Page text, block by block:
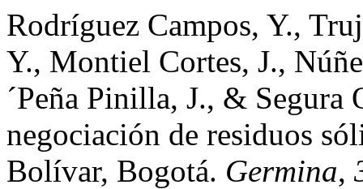
Rodríguez Campos, Y.,
Y., Montiel Cortes, J.,
´Peña Pinilla, J., & Segura
negociación de residuos
Bolívar, Bogotá. Germina,